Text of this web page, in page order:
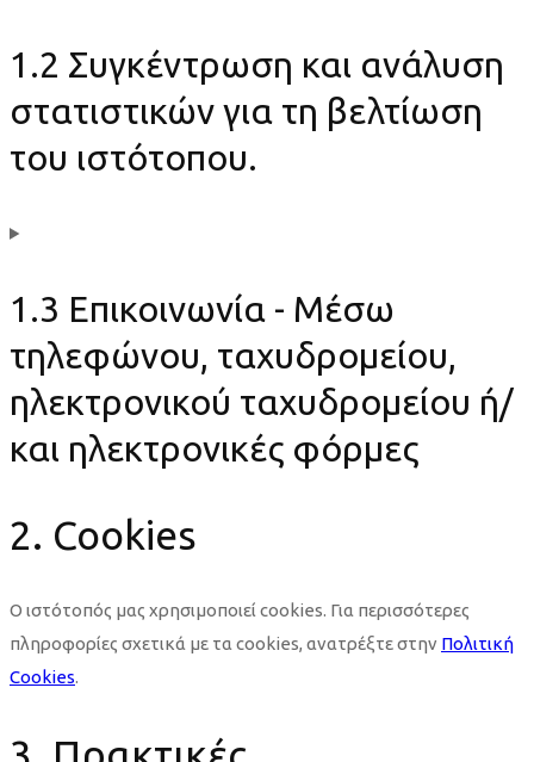
1.2 Συγκέντρωση και ανάλυση
στατιστικών για τη βελτίωση
του ιστότοπου.
1.3 Επικοινωνία - Μέσω
τηλεφώνου, ταχυδρομείου,
ηλεκτρονικού ταχυδρομείου ή/
και ηλεκτρονικές φόρμες
2. Cookies
Ο ιστότοπός μας χρησιμοποιεί cookies. Για περισσότερες
πληροφορίες σχετικά με τα cookies, ανατρέξτε στην Πολιτική
Cookies.